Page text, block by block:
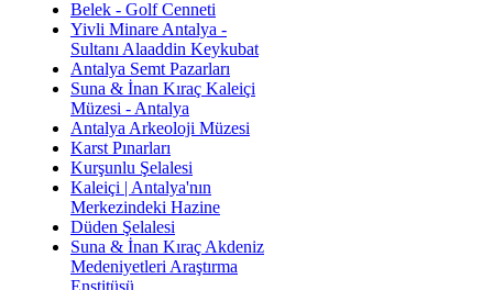
Belek - Golf Cenneti
Yivli Minare Antalya -
Sultanı Alaaddin Keykubat
Antalya Semt Pazarları
Suna & İnan Kıraç Kaleiçi
Müzesi - Antalya
Antalya Arkeoloji Müzesi
Karst Pınarları
Kurşunlu Şelalesi
Kaleiçi | Antalya'nın
Merkezindeki Hazine
Düden Şelalesi
Suna & İnan Kıraç Akdeniz
Medeniyetleri Araştırma
Enstitüsü